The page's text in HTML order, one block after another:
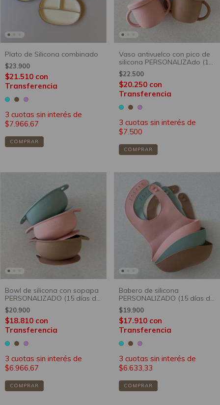
Plato de Silicona combinado
$23.900
$21.510 con
Transferencia
3 cuotas sin interés de
$7.966,67
COMPRAR
Vaso antivuelco con pico de
silicona PERSONALIZAdo (15
días de producción)
$22.500
$20.250 con
Transferencia
3 cuotas sin interés de
$7.500
COMPRAR
Bowl de silicona con sopapa
PERSONALIZADO (15 días de
producción)
$20.900
$18.810 con
Transferencia
3 cuotas sin interés de
$6.966,67
COMPRAR
Babero de silicona
PERSONALIZADO (15 días de
producción)
$19.900
$17.910 con
Transferencia
3 cuotas sin interés de
$6.633,33
COMPRAR